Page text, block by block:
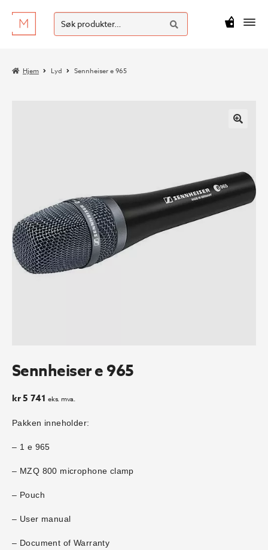
Hopp
til
Hopp
til
Søk
etter:
SØK
kr0
Hjem Lyd Sennheiser e 965
Sennheiser e 965
kr5 741 eks. mva.
Pakken inneholder:
– 1 e 965
– MZQ 800 microphone clamp
– Pouch
– User manual
– Document of Warranty